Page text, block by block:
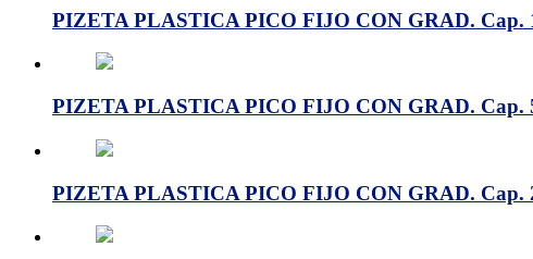
PIZETA PLASTICA PICO FIJO CON GRAD. Cap.
PIZETA PLASTICA PICO FIJO CON GRAD.
PIZETA PLASTICA PICO FIJO CON GRAD.